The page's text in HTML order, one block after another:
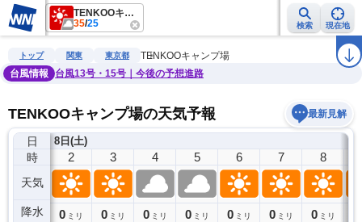
TENKOOキャンプ場
35/25 検索 現在地
雨雲レーダー 台風情報 地震情報 警報・注意報 ラ
トップ 関東 東京都
TENKOOキャンプ場
台風情報
台風13号・15号｜今後の予想進路
TENKOOキャンプ場の天気予報 最新見解
日
時
天気
降水
8日(土)
1
0ミリ
2
0 ミリ
3
0 ミリ
4
0 ミリ
5
0 ミリ
6
0 ミリ
7
0 ミリ
8
0 ミリ